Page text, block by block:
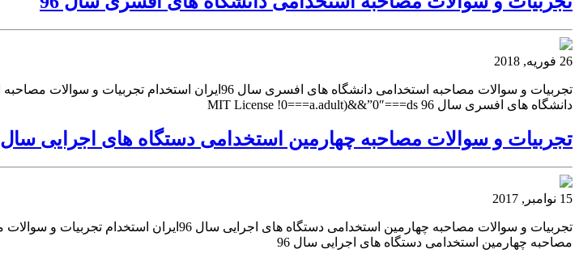
26 فوریه, 2018
دانشگاه های افسری سال 96 MIT License !0===a.adult)&&”0″===ds
تجربیات و سوالات مصاحبه چهارمین استخدامی دستگاه های اجرایی سال 96
15 نوامبر, 2017
مصاحبه چهارمین استخدامی دستگاه های اجرایی سال 96